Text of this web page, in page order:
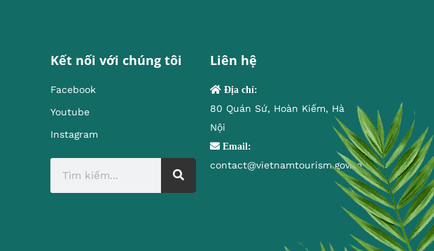
Kết nối với chúng tôi
Facebook
Youtube
Instagram
Liên hệ
Địa chỉ:
80 Quán Sứ, Hoàn Kiếm, Hà
Nội
Email:
contact@vietnamtourism.gov.vn